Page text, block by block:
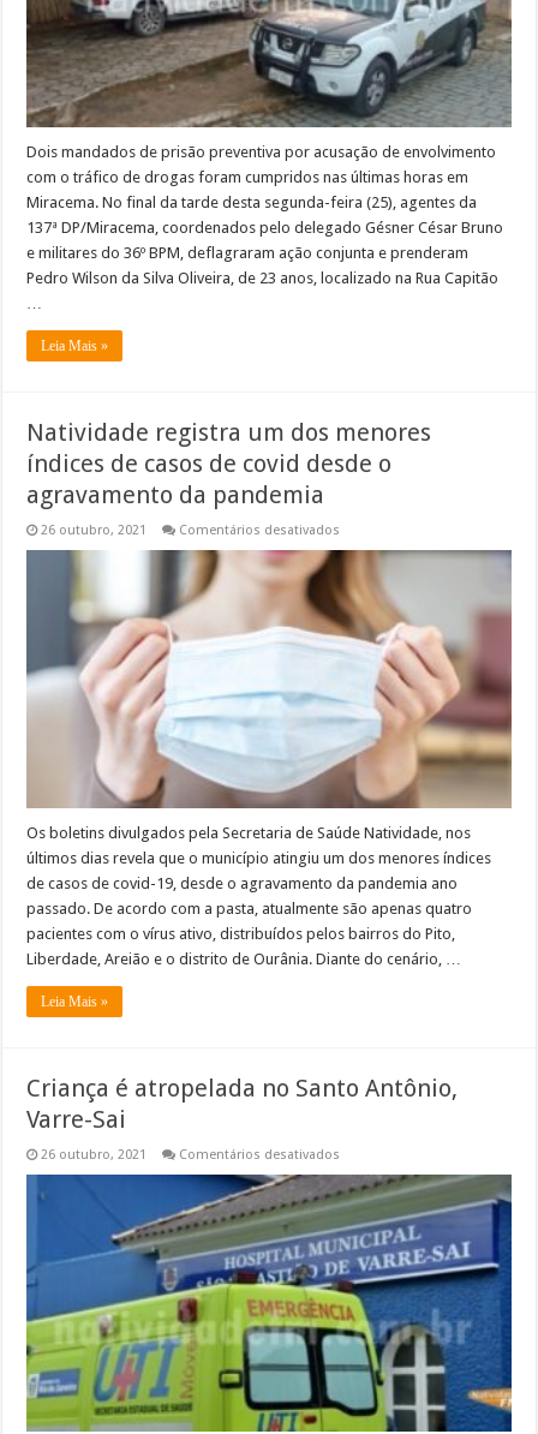
Dois mandados de prisão preventiva por acusação de envolvimento
com o tráfico de drogas foram cumpridos nas últimas horas em
Miracema. No final da tarde desta segunda-feira (25), agentes da
137ª DP/Miracema, coordenados pelo delegado Gésner César Bruno
e militares do 36º BPM, deflagraram ação conjunta e prenderam
Pedro Wilson da Silva Oliveira, de 23 anos, localizado na Rua Capitão
Leia Mais »
Natividade registra um dos menores
índices de casos de covid desde o
agravamento da pandemia
26 outubro, 2021 Comentários desativados
registra
dos
menores
índices
de
casos
desde
o
agravamento
da
pandemia
Os boletins divulgados pela Secretaria de Saúde Natividade, nos
últimos dias revela que o município atingiu um dos menores índices
de casos de covid-19, desde o agravamento da pandemia ano
passado. De acordo com a pasta, atualmente são apenas quatro
pacientes com o vírus ativo, distribuídos pelos bairros do Pito,
Liberdade, Areião e o distrito de Ourânia. Diante do cenário, …
Leia Mais »
Criança é atropelada no Santo Antônio,
Varre-Sai
26 outubro, 2021 Comentários desativados
atropelada
Santo
Antônio,
Varre-
Sai